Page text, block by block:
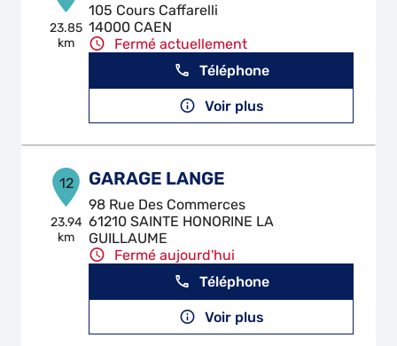
23.85
km
105 Cours Caffarelli
14000 CAEN
Fermé actuellement
Téléphone
Voir plus
12
23.94
km
GARAGE LANGE
98 Rue Des Commerces
61210 SAINTE HONORINE LA
GUILLAUME
Fermé aujourd'hui
Téléphone
Voir plus